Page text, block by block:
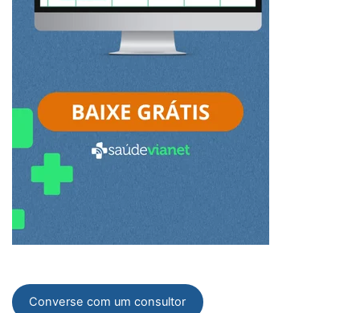
Converse com um consultor